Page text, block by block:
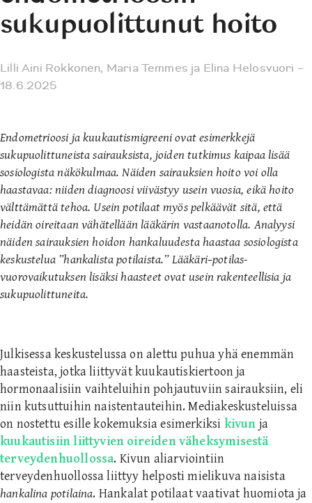
sukupuolittunut hoito
Lilli Aini Rokkonen, Maria Temmes ja Elina Helosvuori –
18.6.2025
Endometrioosi ja kuukautismigreeni ovat esimerkkejä
sukupuolittuneista sairauksista, joiden tutkimus kaipaa lisää
sosiologista näkökulmaa. Näiden sairauksien hoito voi olla
haastavaa: niiden diagnoosi viivästyy usein vuosia, eikä hoito
välttämättä tehoa. Usein potilaat myös pelkäävät sitä, että
heidän oireitaan vähätellään lääkärin vastaanotolla. Analyysi
näiden sairauksien hoidon hankaluudesta haastaa sosiologista
keskustelua ”hankalista potilaista.” Lääkäri–potilas-
vuorovaikutuksen lisäksi haasteet ovat usein rakenteellisia ja
sukupuolittuneita.
Julkisessa keskustelussa on alettu puhua yhä enemmän
haasteista, jotka liittyvät kuukautiskiertoon ja
hormonaalisiin vaihteluihin pohjautuviin sairauksiin, eli
niin kutsuttuihin naistentauteihin. Mediakeskusteluissa
on nostettu esille kokemuksia esimerkiksi kivun ja
kuukautisiin liittyvien oireiden väheksymisestä
terveydenhuollossa. Kivun aliarviointiin
terveydenhuollossa liittyy helposti mielikuva naisista
hankalina potilaina. Hankalat potilaat vaativat huomiota ja